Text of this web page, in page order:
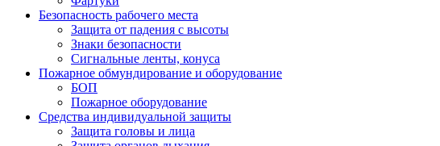
Безопасность рабочего места
Защита от падения с высоты
Знаки безопасности
Сигнальные ленты, конуса
Пожарное обмундирование и оборудование
БОП
Пожарное оборудование
Средства индивидуальной защиты
Защита головы и лица